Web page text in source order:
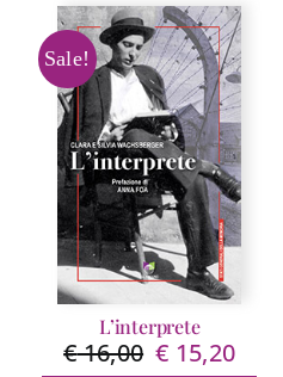
Sale!
L’interprete
€16,00 Il
€ 15,20Il